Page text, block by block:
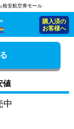
格安航空券モール
購入済の
お客様へ
値
中